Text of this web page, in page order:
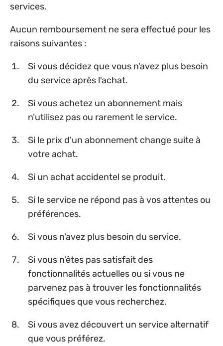
services.
Aucun remboursement ne sera effectué pour les
raisons suivantes :
Si vous décidez que vous n'avez plus besoin
du service après l'achat.
Si vous achetez un abonnement mais
n’utilisez pas ou rarement le service.
Si le prix d'un abonnement change suite à
votre achat.
Si un achat accidentel se produit.
Si le service ne répond pas à vos attentes ou
préférences.
Si vous n'avez plus besoin du service.
Si vous n'êtes pas satisfait des
fonctionnalités actuelles ou si vous ne
parvenez pas à trouver les fonctionnalités
spécifiques que vous recherchez.
Si vous avez découvert un service alternatif
que vous préférez.